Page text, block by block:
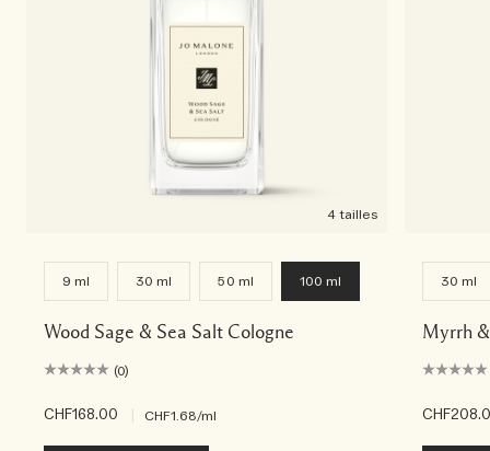
4 tailles
9 ml 30 ml 50 ml 100 ml
Wood Sage & Sea Salt Cologne
(0)
CHF168.00 CHF1.68/ml
30 ml
Myrrh